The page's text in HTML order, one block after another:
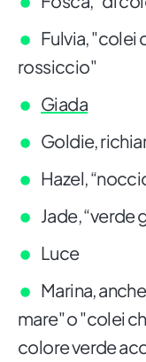
Fulvia, "colei
rossiccio"
Giada
Goldie,
Hazel,
Jade, “verde
Luce
Marina,
mare" o "colei
colore verde